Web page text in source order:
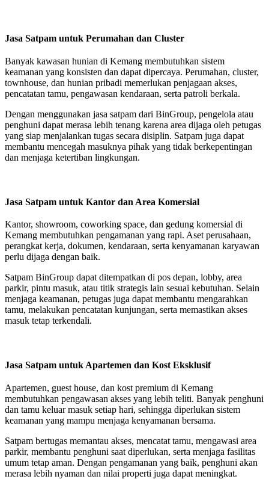
Jasa Satpam untuk Perumahan dan Cluster
Banyak kawasan hunian di Kemang membutuhkan sistem
keamanan yang konsisten dan dapat dipercaya. Perumahan, cluster,
townhouse, dan hunian pribadi memerlukan penjagaan akses,
pencatatan tamu, pengawasan kendaraan, serta patroli berkala.
Dengan menggunakan jasa satpam dari BinGroup, pengelola atau
penghuni dapat merasa lebih tenang karena area dijaga oleh petugas
yang siap menjalankan tugas secara disiplin. Satpam juga dapat
membantu mencegah masuknya pihak yang tidak berkepentingan
dan menjaga ketertiban lingkungan.
Jasa Satpam untuk Kantor dan Area Komersial
Kantor, showroom, coworking space, dan gedung komersial di
Kemang membutuhkan pengamanan yang rapi. Aset perusahaan,
perangkat kerja, dokumen, kendaraan, serta kenyamanan karyawan
perlu dijaga dengan baik.
Satpam BinGroup dapat ditempatkan di pos depan, lobby, area
parkir, pintu masuk, atau titik strategis lain sesuai kebutuhan. Selain
menjaga keamanan, petugas juga dapat membantu mengarahkan
tamu, melakukan pencatatan kunjungan, serta memastikan akses
masuk tetap terkendali.
Jasa Satpam untuk Apartemen dan Kost Eksklusif
Apartemen, guest house, dan kost premium di Kemang
membutuhkan pengawasan akses yang lebih teliti. Banyak penghuni
dan tamu keluar masuk setiap hari, sehingga diperlukan sistem
keamanan yang mampu menjaga kenyamanan bersama.
Satpam bertugas memantau akses, mencatat tamu, mengawasi area
parkir, membantu penghuni saat diperlukan, serta menjaga fasilitas
umum tetap aman. Dengan pengamanan yang baik, penghuni akan
merasa lebih nyaman dan nilai properti juga dapat meningkat.